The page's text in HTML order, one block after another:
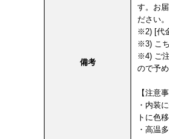
備考
す。お
ださい。
※2) [代
※3) こ
※4) ご
ので予
【注意
・内装
トに色
・高温